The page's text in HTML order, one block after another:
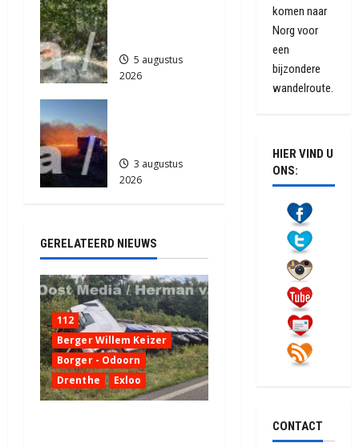
5 augustus
2026
3 augustus
2026
GERELATEERD NIEUWS
112
Berger Willem Keizer
Borger - Odoorn
Drenthe
Exloo
komen naar
Norg voor
een
bijzondere
wandelroute.
HIER VIND U
ONS:
CONTACT